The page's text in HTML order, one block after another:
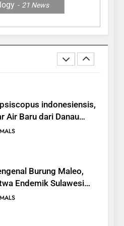
21 News
Si Antelop
indonesiensis,
Air Baru dari Danau
Burung Maleo,
Endemik Sulawesi
Terancam Punah